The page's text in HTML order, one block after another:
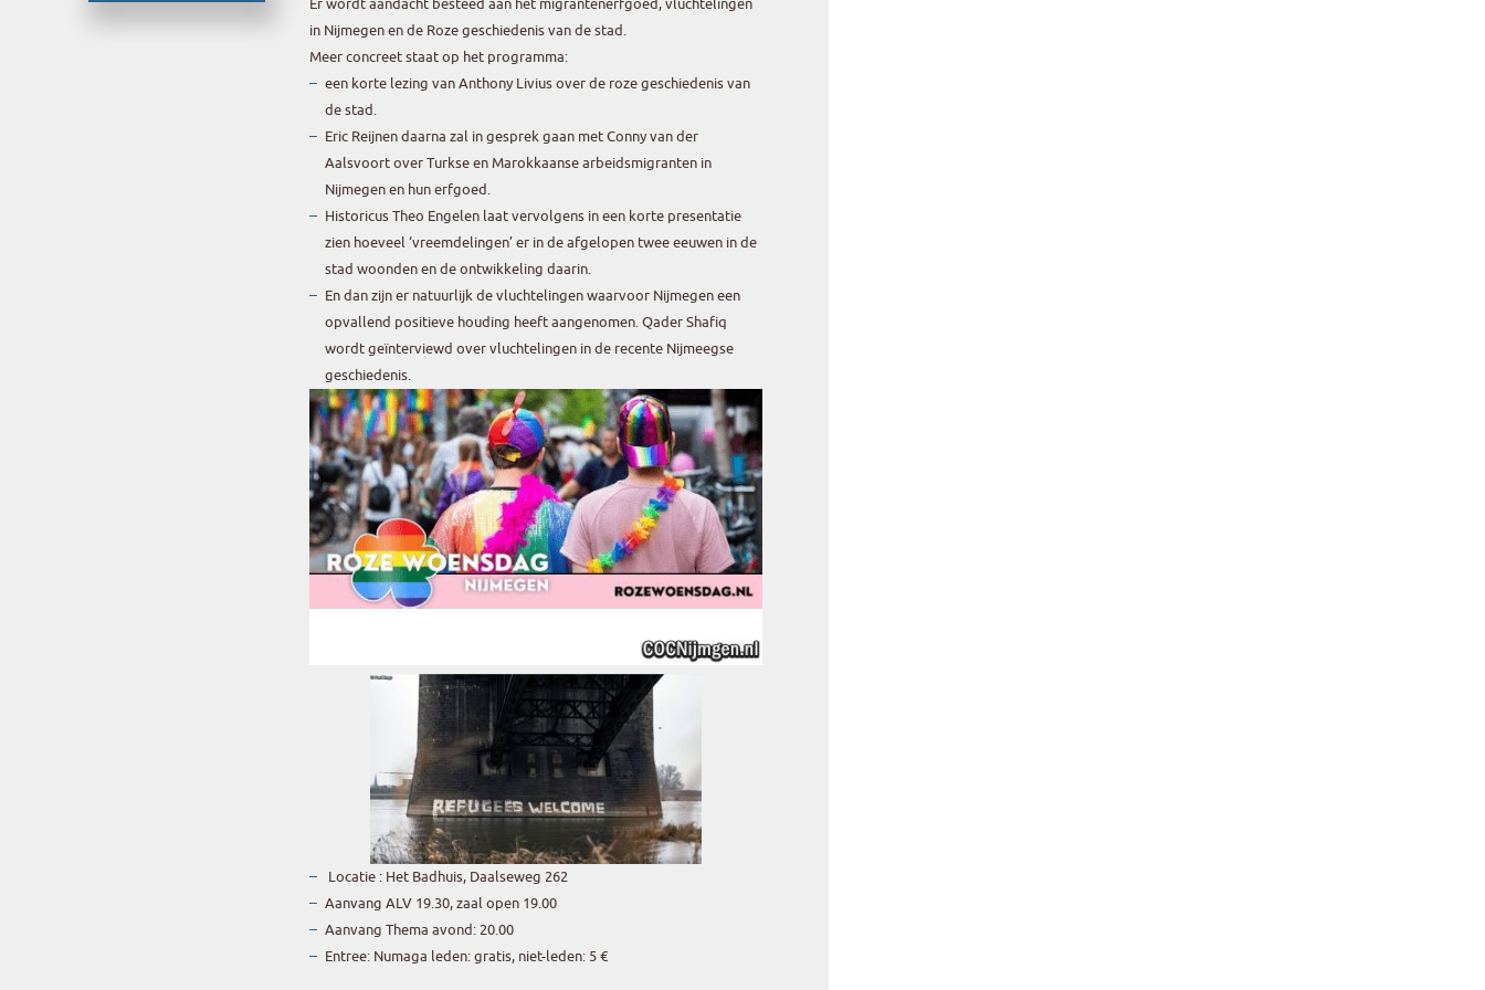
Er wordt aandacht besteed aan het migrantenerfgoed, vluchtelingen
in Nijmegen en de Roze geschiedenis van de stad.
Meer concreet staat op het programma:
een korte lezing van Anthony Livius over de roze geschiedenis van
de stad.
Eric Reijnen daarna zal in gesprek gaan met Conny van der
Aalsvoort over Turkse en Marokkaanse arbeidsmigranten in
Nijmegen en hun erfgoed.
Historicus Theo Engelen laat vervolgens in een korte presentatie
zien hoeveel ‘vreemdelingen’ er in de afgelopen twee eeuwen in de
stad woonden en de ontwikkeling daarin.
En dan zijn er natuurlijk de vluchtelingen waarvoor Nijmegen een
opvallend positieve houding heeft aangenomen. Qader Shafiq
wordt geïnterviewd over vluchtelingen in de recente Nijmeegse
geschiedenis.
Locatie : Het Badhuis, Daalseweg 262
Aanvang ALV 19.30, zaal open 19.00
Aanvang Thema avond: 20.00
Entree: Numaga leden: gratis, niet-leden: 5 €